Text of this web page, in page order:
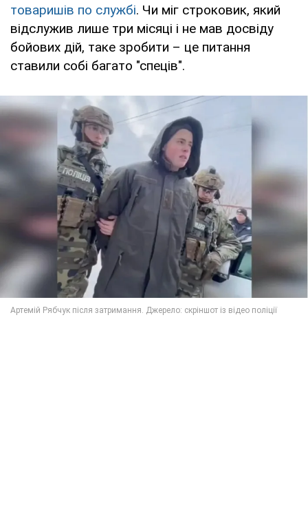
товаришів по службі. Чи міг строковик, який
відслужив лише три місяці і не мав досвіду
бойових дій, таке зробити – це питання
ставили собі багато "спеців".